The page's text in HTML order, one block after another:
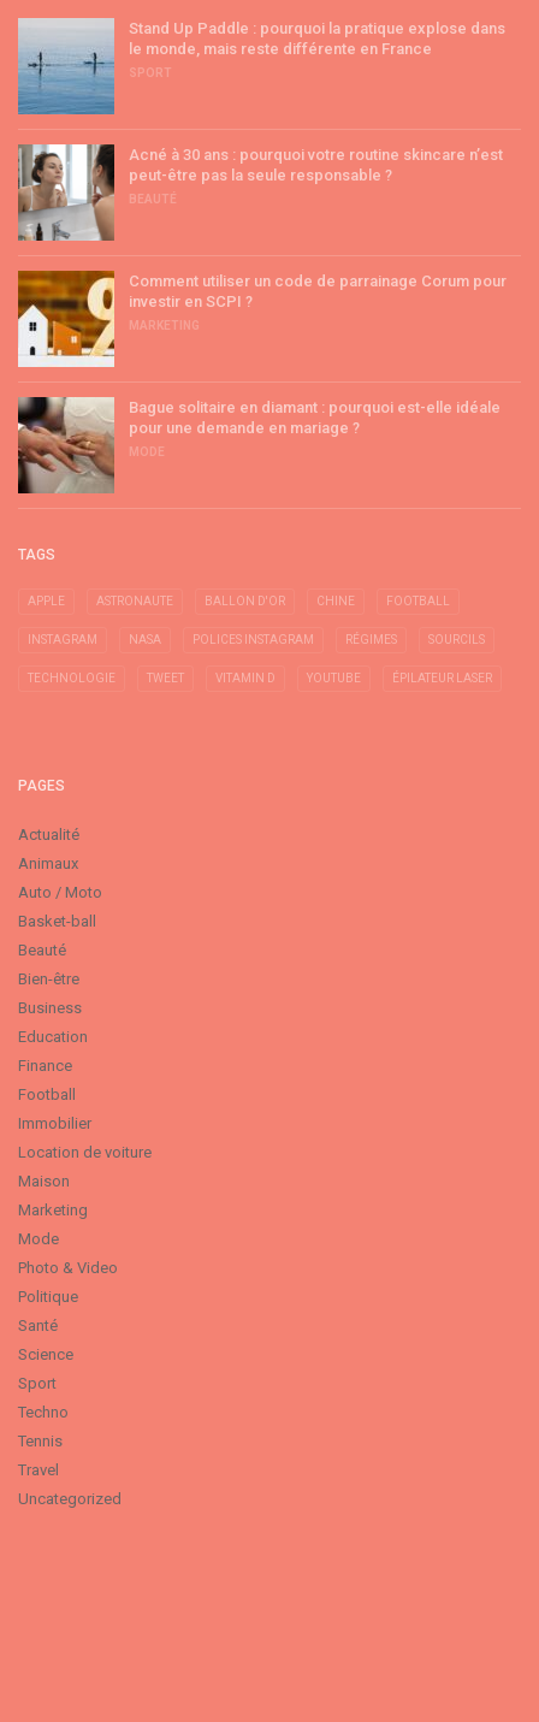
Stand Up Paddle : pourquoi la pratique explose dans
le monde, mais reste différente en France
SPORT
Acné à 30 ans : pourquoi votre routine skincare n’est
peut-être pas la seule responsable ?
BEAUTÉ
Comment utiliser un code de parrainage Corum pour
investir en SCPI ?
MARKETING
Bague solitaire en diamant : pourquoi est-elle idéale
pour une demande en mariage ?
MODE
TAGS
APPLE ASTRONAUTE BALLON D'OR CHINE FOOTBALL
INSTAGRAM NASA POLICES INSTAGRAM RÉGIMES SOURCILS
TECHNOLOGIE TWEET VITAMIN D YOUTUBE ÉPILATEUR LASER
PAGES
Actualité
Animaux
Auto / Moto
Basket-ball
Beauté
Bien-être
Business
Education
Finance
Football
Immobilier
Location de voiture
Maison
Marketing
Mode
Photo & Video
Politique
Santé
Science
Sport
Techno
Tennis
Travel
Uncategorized